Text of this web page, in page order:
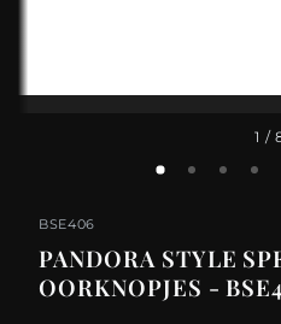
1 /
BSE406
PANDORA STYLE
OORKNOPJES -